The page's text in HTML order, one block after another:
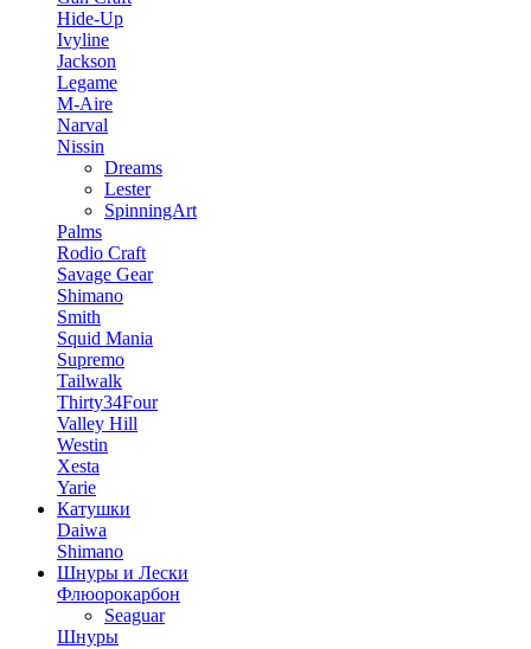
Hide-Up
Ivyline
Jackson
Legame
M-Aire
Narval
Nissin
Dreams
Lester
SpinningArt
Palms
Rodio Craft
Savage Gear
Shimano
Smith
Squid Mania
Supremo
Tailwalk
Thirty34Four
Valley Hill
Westin
Xesta
Yarie
Катушки
Daiwa
Shimano
Шнуры и Лески
Флюорокарбон
Seaguar
Шнуры